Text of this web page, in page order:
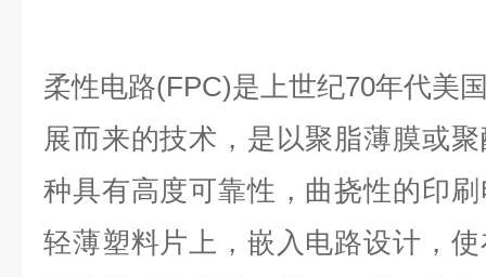
柔性电路(FPC)是上世纪70年代美
展而来的技术，是以聚脂薄膜或
种具有高度可靠性，曲挠性的印
轻薄塑料片上，嵌入电路设计，